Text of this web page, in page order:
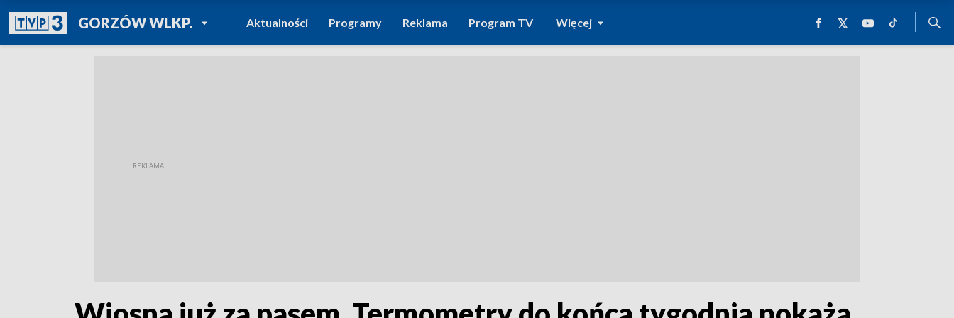
GORZÓW WLKP.POWRÓT DO
TVP REGIONY
Aktualności Programy Reklama Program TV Więcej